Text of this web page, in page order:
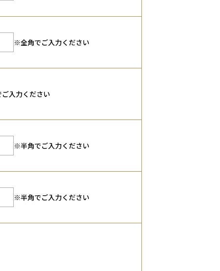
※全角でご入力ください
入力ください
※半角でご入力ください
※半角でご入力ください